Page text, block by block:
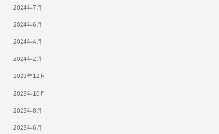
2024年7月
2024年6月
2024年4月
2024年2月
2023年12月
2023年10月
2023年8月
2023年6月